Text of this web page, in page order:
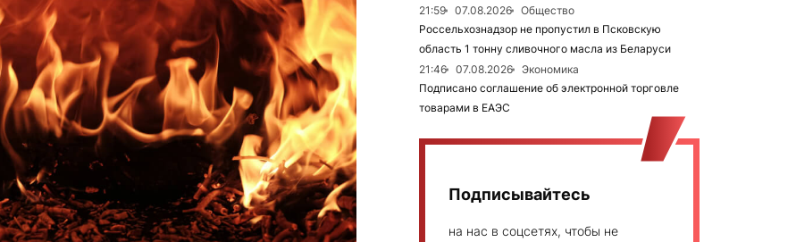
21:59
07.08.2026
Общество
Россельхознадзор не пропустил в Псковскую
область 1 тонну сливочного масла из Беларуси
21:46
07.08.2026
Экономика
Подписано соглашение об электронной торговле
товарами в ЕАЭС
Подписывайтесь
на нас в соцсетях, чтобы не